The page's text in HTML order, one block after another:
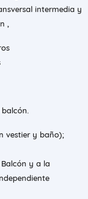
intermedia y
,
vestier y baño);
y a la